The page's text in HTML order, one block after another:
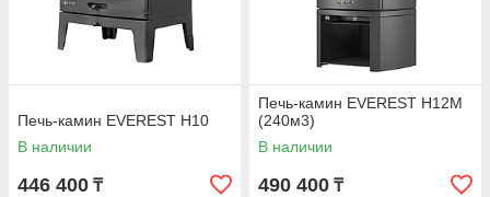
Печь-камин EVEREST Н10
В наличии
446 400 ₸
Печь-камин EVEREST Н12М
(240м3)
В наличии
490 400 ₸